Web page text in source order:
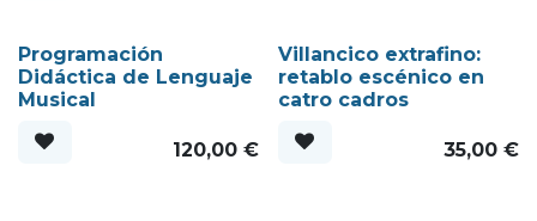
Programación
Didáctica de Lenguaje
Musical
120,00€
Villancico extrafino:
retablo escénico en
catro cadros
35,00€